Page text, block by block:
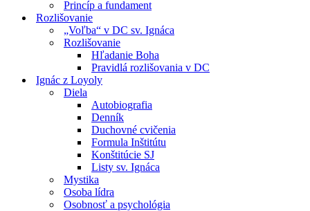
Princíp a fundament
Rozlišovanie
„Voľba“ v DC sv. Ignáca
Rozlišovanie
Hľadanie Boha
Pravidlá rozlišovania v DC
Ignác z Loyoly
Diela
Autobiografia
Denník
Duchovné cvičenia
Formula Inštitútu
Konštitúcie SJ
Listy sv. Ignáca
Mystika
Osoba lídra
Osobnosť a psychológia